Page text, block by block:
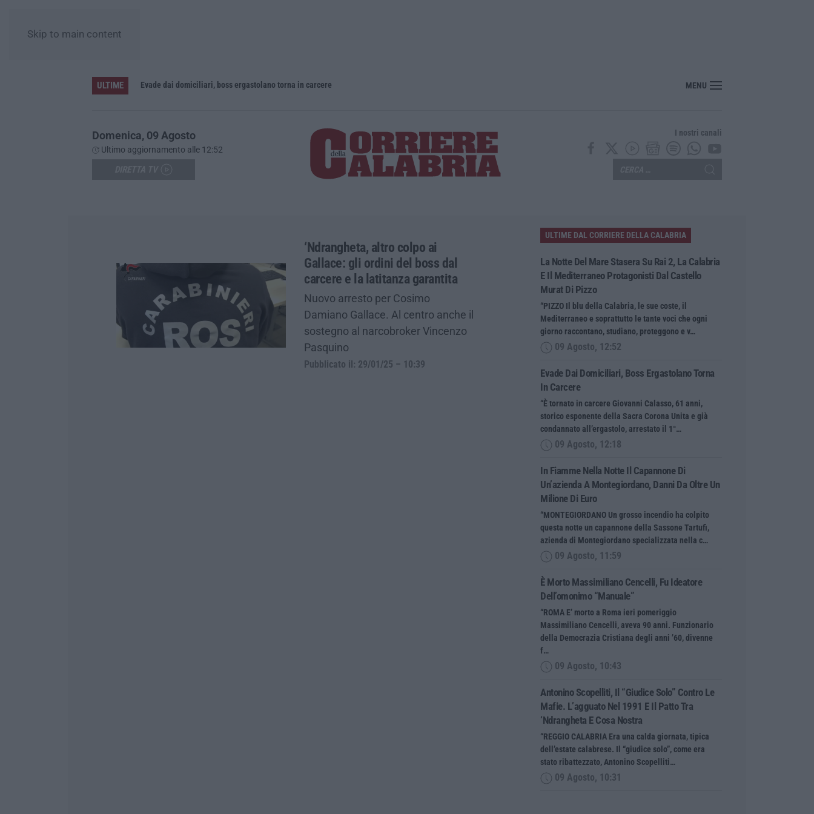
Skip to main content
ULTIME
La Notte del Mare stasera su Rai 2, la Calabria e il Mediterraneo protagonisti dal Castello Murat di Pizzo Evade dai domiciliari, boss ergastolano torna in carcere MENU
Domenica, 09 Agosto
Ultimo aggiornamento alle 12:52
I nostri canali
‘Ndrangheta, altro colpo ai
Gallace: gli ordini del boss dal
carcere e la latitanza garantita
Nuovo arresto per Cosimo
Damiano Gallace. Al centro anche il
sostegno al narcobroker Vincenzo
Pasquino
Pubblicato il: 29/01/25 – 10:39
ULTIME DAL CORRIERE DELLA CALABRIA
La Notte Del Mare Stasera Su Rai 2, La Calabria
E Il Mediterraneo Protagonisti Dal Castello
Murat Di Pizzo
“PIZZO Il blu della Calabria, le sue coste, il
Mediterraneo e soprattutto le tante voci che ogni
giorno raccontano, studiano, proteggono e v…
09 Agosto, 12:52
Evade Dai Domiciliari, Boss Ergastolano Torna
In Carcere
“È tornato in carcere Giovanni Calasso, 61 anni,
storico esponente della Sacra Corona Unita e già
condannato all’ergastolo, arrestato il 1°…
09 Agosto, 12:18
In Fiamme Nella Notte Il Capannone Di
Un’azienda A Montegiordano, Danni Da Oltre Un
Milione Di Euro
“MONTEGIORDANO Un grosso incendio ha colpito
questa notte un capannone della Sassone Tartufi,
azienda di Montegiordano specializzata nella c…
09 Agosto, 11:59
È Morto Massimiliano Cencelli, Fu Ideatore
Dell’omonimo “manuale”
“ROMA E’ morto a Roma ieri pomeriggio
Massimiliano Cencelli, aveva 90 anni. Funzionario
della Democrazia Cristiana degli anni ’60, divenne
f…
09 Agosto, 10:43
Antonino Scopelliti, Il “giudice Solo” Contro Le
Mafie. L’agguato Nel 1991 E Il Patto Tra
‘ndrangheta E Cosa Nostra
“REGGIO CALABRIA Era una calda giornata, tipica
dell’estate calabrese. Il “giudice solo”, come era
stato ribattezzato, Antonino Scopelliti…
09 Agosto, 10:31